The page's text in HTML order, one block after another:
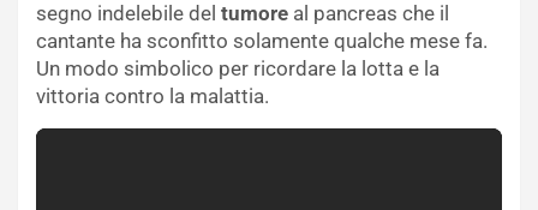
segno indelebile del tumore al pancreas che il
cantante ha sconfitto solamente qualche mese fa.
Un modo simbolico per ricordare la lotta e la
vittoria contro la malattia.